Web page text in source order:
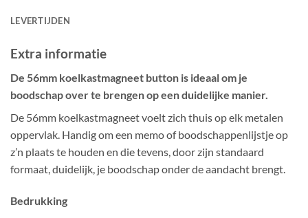
LEVERTIJDEN
Extra informatie
De 56mm koelkastmagneet button is ideaal om je
boodschap over te brengen op een duidelijke manier.
De 56mm koelkastmagneet voelt zich thuis op elk metalen
oppervlak. Handig om een memo of boodschappenlijstje op
z’n plaats te houden en die tevens, door zijn standaard
formaat, duidelijk, je boodschap onder de aandacht brengt.
Bedrukking